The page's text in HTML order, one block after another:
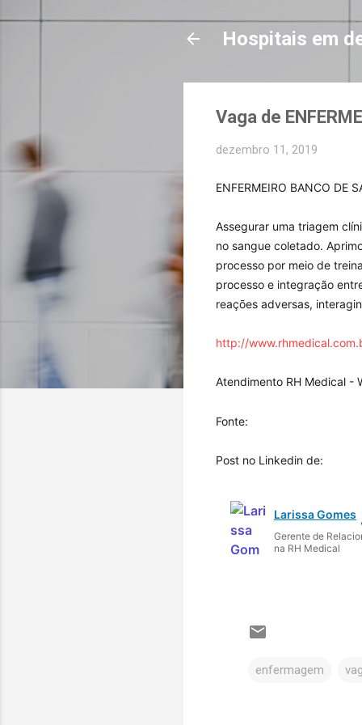
Hospitais em
Vaga de
dezembro 11, 2019
ENFERMEIRO BANCO DE
Assegurar uma triagem
no sangue coletado.
processo por meio de
processo e integração
reações adversas,
http://
Atendimento RH Medical -
Fonte:
Post no Linkedin de:
Larissa Gomes
Gerente de
na RH Medical
enfermagem